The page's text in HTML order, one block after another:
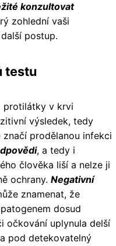
konzultovat
zohlední vaši
postup.
testu
protilátky v krvi
výsledek, tedy
prodělanou infekci
, a tedy i
člověka liší a nelze ji
ochrany. Negativní
znamenat, že
dosud
očkování uplynula delší
pod detekovatelný